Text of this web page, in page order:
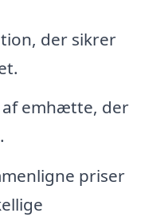
der sikrer
af emhætte, der
priser